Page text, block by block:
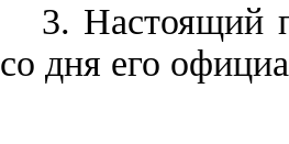
3. Настоящий
со дня его